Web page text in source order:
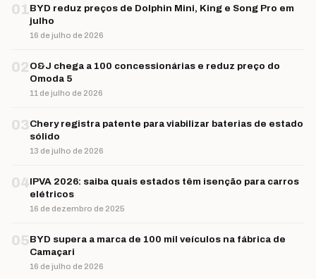
01BYD reduz preços de Dolphin Mini, King e Song Pro em
julho
16 de julho de 2026
02 O&J chega a 100 concessionárias e reduz preço do
Omoda 5
11 de julho de 2026
03Chery registra patente para viabilizar baterias de estado
sólido
13 de julho de 2026
04IPVA 2026: saiba quais estados têm isenção para carros
elétricos
16 de dezembro de 2025
05BYD supera a marca de 100 mil veículos na fábrica de
Camaçari
16 de julho de 2026